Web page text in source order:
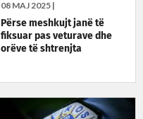
08 MAJ 2025 |
Përse meshkujt janë të
fiksuar pas veturave dhe
orëve të shtrenjta